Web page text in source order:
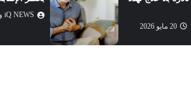
20 مايو 2026
iQ NEWS وكالة